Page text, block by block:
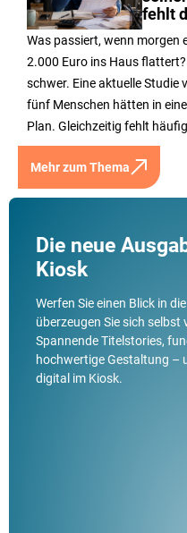
fehlt
Was passiert, wenn morgen
2.000 Euro ins Haus
schwer. Eine aktuelle Studie
fünf Menschen hätten in
Plan. Gleichzeitig fehlt
Mehr zum Thema
Die neue
Kiosk
Werfen Sie einen Blick in
überzeugen Sie sich selbst
Spannende Titelstories,
hochwertige Gestaltung –
digital im Kiosk.